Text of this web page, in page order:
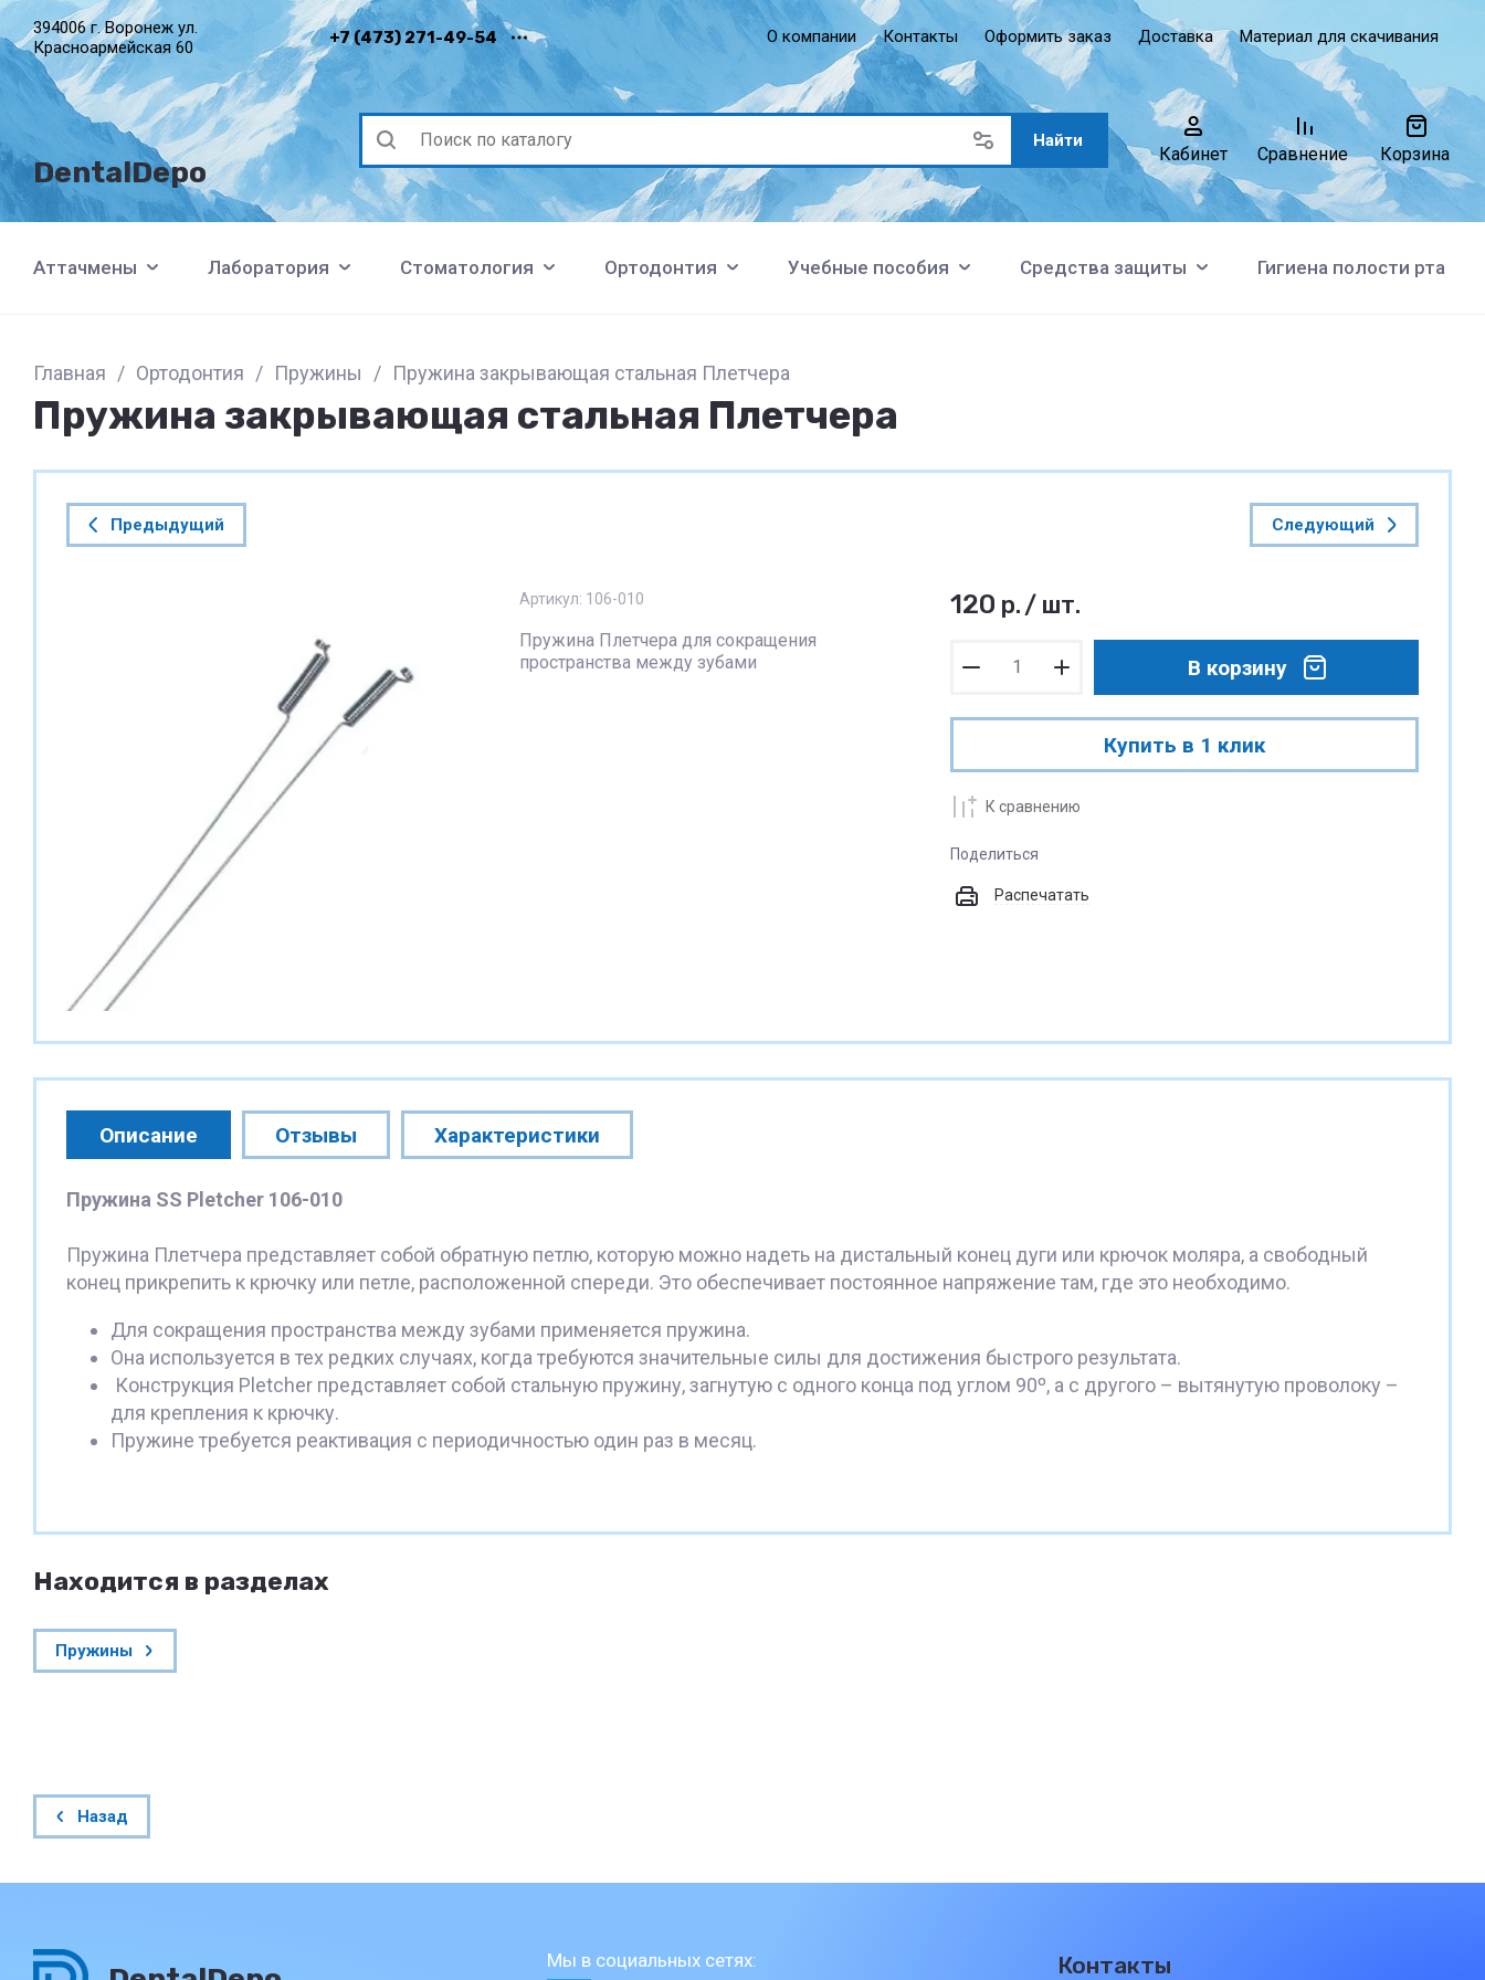
394006 г. Воронеж ул.
Красноармейская 60
+7 (473) 271-49-54 О компании Контакты Оформить заказ Доставка Материал для скачивания
DentalDepo
Найти
Кабинет Сравнение Корзина
Аттачмены Лаборатория Стоматология Ортодонтия Учебные пособия Средства защиты Гигиена полости рта
Главная / Ортодонтия / Пружины / Пружина закрывающая стальная Плетчера
Пружина закрывающая стальная Плетчера
Предыдущий Следующий
Артикул: 106-010
Пружина Плетчера для сокращения
пространства между зубами
120 р./ шт.
В корзину
Купить в 1 клик
К сравнению
Поделиться
Распечатать
Описание Отзывы Характеристики
Пружина SS Pletcher 106-010
Пружина Плетчера представляет собой обратную петлю, которую можно надеть на дистальный конец дуги или крючок моляра, а свободный
конец прикрепить к крючку или петле, расположенной спереди. Это обеспечивает постоянное напряжение там, где это необходимо.
Для сокращения пространства между зубами применяется пружина.
Она используется в тех редких случаях, когда требуются значительные силы для достижения быстрого результата.
Конструкция Pletcher представляет собой стальную пружину, загнутую с одного конца под углом 90º, а с другого – вытянутую проволоку –
для крепления к крючку.
Пружине требуется реактивация с периодичностью один раз в месяц.
Находится в разделах
Пружины
Назад
Мы в социальных сетях: Контакты